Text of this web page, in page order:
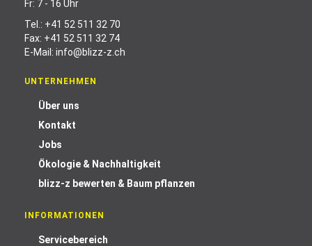
Fr: 7 - 16 Uhr
Tel.: +41 52 511 32 70
Fax: +41 52 511 32 74
E-Mail: info@blizz-z.ch
UNTERNEHMEN
Über uns
Kontakt
Jobs
Ökologie & Nachhaltigkeit
blizz-z bewerten & Baum pflanzen
INFORMATIONEN
Servicebereich